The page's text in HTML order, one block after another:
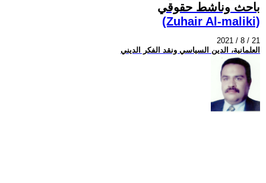
باحث وناشط حقوقي
(Zuhair Al-maliki)
2021 / 8 / 21
العلمانية، الدين السياسي ونقد الفكر الديني